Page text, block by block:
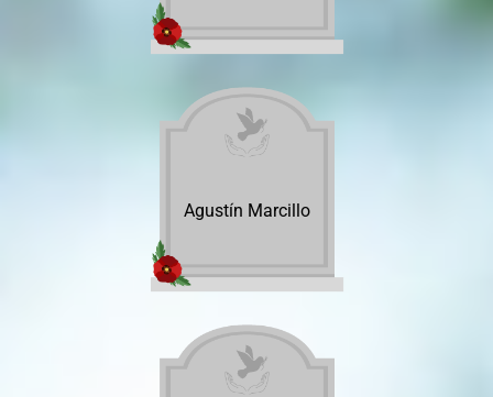
Agustín Marcillo